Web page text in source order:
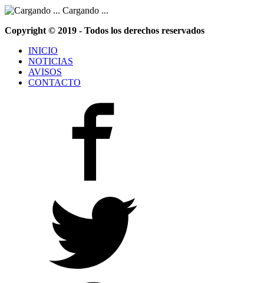
Cargando ...
Copyright © 2019 - Todos los derechos reservados
INICIO
NOTICIAS
AVISOS
CONTACTO